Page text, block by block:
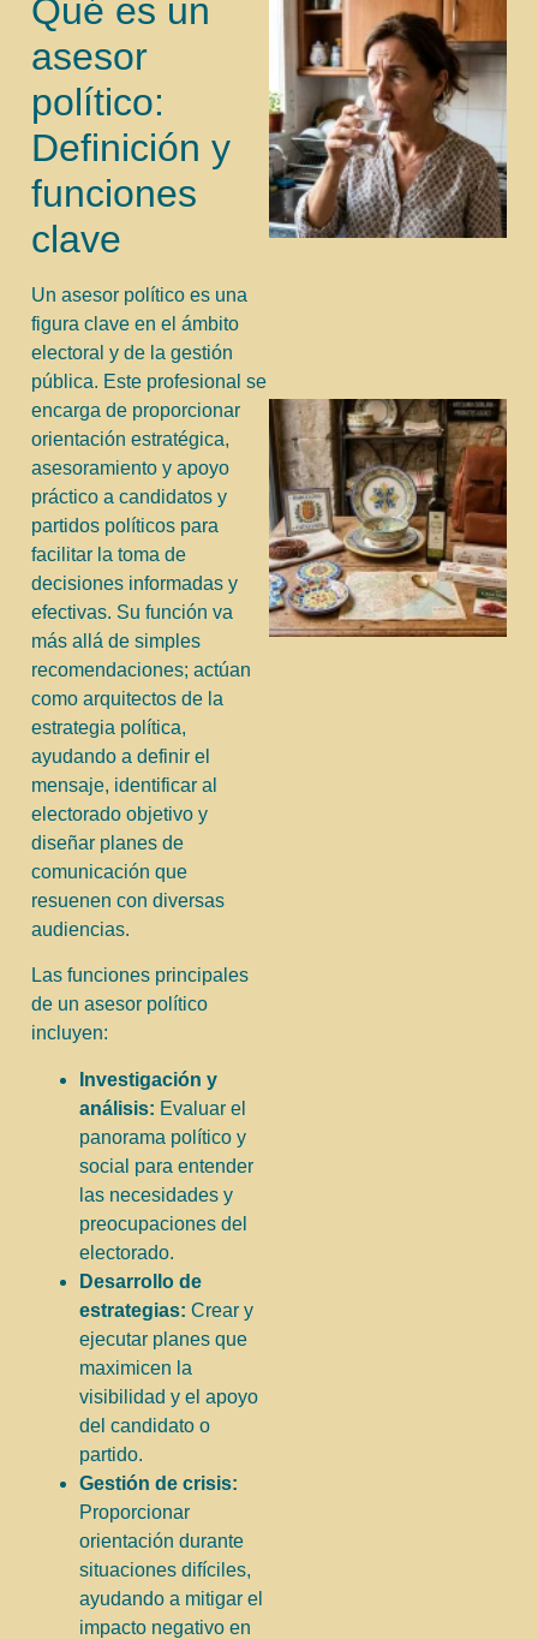
Qué es un
asesor
político:
Definición y
funciones
clave
Un asesor político es una
figura clave en el ámbito
electoral y de la gestión
pública. Este profesional se
encarga de proporcionar
orientación estratégica,
asesoramiento y apoyo
práctico a candidatos y
partidos políticos para
facilitar la toma de
decisiones informadas y
efectivas. Su función va
más allá de simples
recomendaciones; actúan
como arquitectos de la
estrategia política,
ayudando a definir el
mensaje, identificar al
electorado objetivo y
diseñar planes de
comunicación que
resuenen con diversas
audiencias.
Las funciones principales
de un asesor político
incluyen:
Investigación y
análisis: Evaluar el
panorama político y
social para entender
las necesidades y
preocupaciones del
electorado.
Desarrollo de
estrategias: Crear y
ejecutar planes que
maximicen la
visibilidad y el apoyo
del candidato o
partido.
Gestión de crisis:
Proporcionar
orientación durante
situaciones difíciles,
ayudando a mitigar el
impacto negativo en